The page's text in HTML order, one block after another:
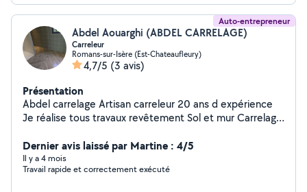
Auto-entrepreneur
Abdel Aouarghi (ABDEL CARRELAGE)
Carreleur
Romans-sur-Isère (Est-Chateaufleury)
4,7/5 (3 avis)
Présentation
Abdel carrelage Artisan carreleur 20 ans d expérience
Je réalise tous travaux revêtement Sol et mur Carrelage
bain clé on main
Dernier avis laissé par Martine : 4/5
Il y a 4 mois
Travail rapide et correctement exécuté